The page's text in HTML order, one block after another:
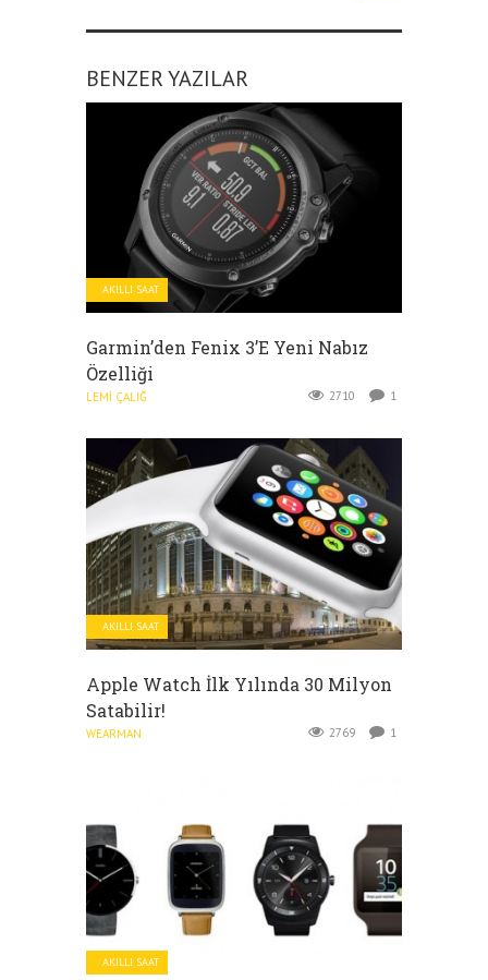
BENZER YAZILAR
AKILLI SAAT
Garmin’den Fenix 3’e Yeni Nabız
Özelliği
LEMI ÇALIĞ 2710 1
AKILLI SAAT
Apple Watch İlk Yılında 30 Milyon
Satabilir!
WEARMAN 2769 1
AKILLI SAAT